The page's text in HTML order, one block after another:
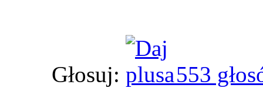
Głosuj: 553